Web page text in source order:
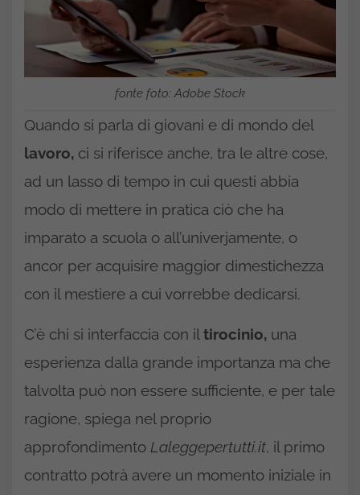
fonte foto: Adobe Stock
Quando si parla di giovani e di mondo del
lavoro, ci si riferisce anche, tra le altre cose,
ad un lasso di tempo in cui questi abbia
modo di mettere in pratica ciò che ha
imparato a scuola o all’univerjamente, o
ancor per acquisire maggior dimestichezza
con il mestiere a cui vorrebbe dedicarsi.
C’è chi si interfaccia con il tirocinio, una
esperienza dalla grande importanza ma che
talvolta può non essere sufficiente, e per tale
ragione, spiega nel proprio
approfondimento Laleggepertutti.it, il primo
contratto potrà avere un momento iniziale in